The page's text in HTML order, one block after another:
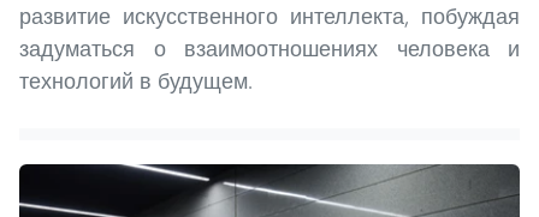
развитие искусственного интеллекта, побуждая
задуматься о взаимоотношениях человека и
технологий в будущем.